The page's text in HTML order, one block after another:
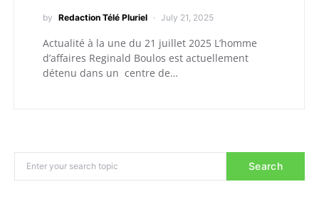
by Redaction Télé Pluriel July 21, 2025
Actualité à la une du 21 juillet 2025 L’homme
d’affaires Reginald Boulos est actuellement
détenu dans un centre de…
Search